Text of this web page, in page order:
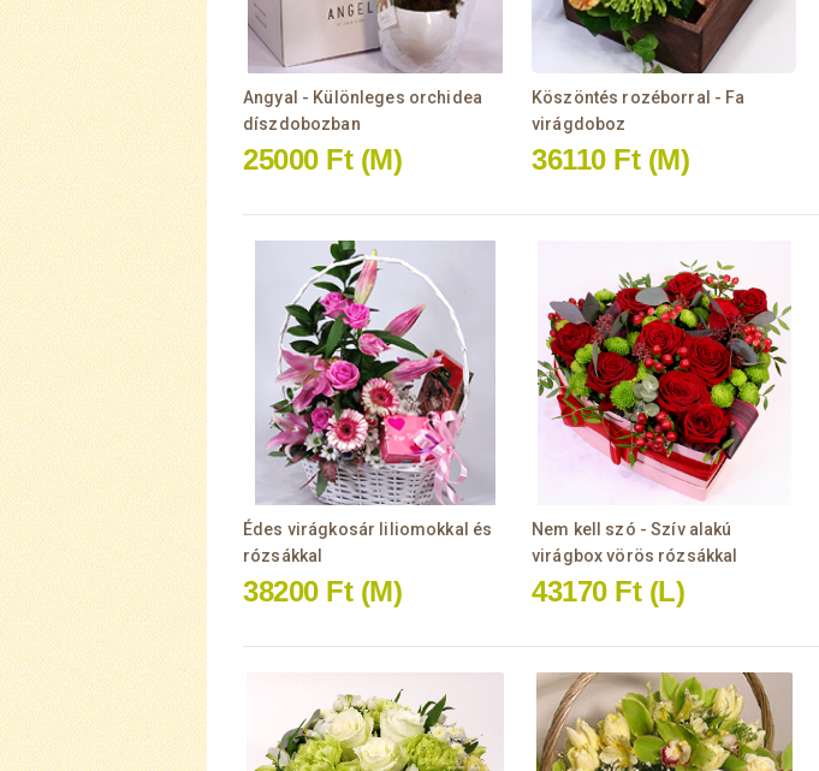
Angyal - Különleges orchidea
díszdobozban
25000 Ft (M)
Köszöntés rozéborral - Fa
virágdoboz
36110 Ft (M)
Édes virágkosár liliomokkal és
rózsákkal
38200 Ft (M)
Nem kell szó - Szív alakú
virágbox vörös rózsákkal
43170 Ft (L)